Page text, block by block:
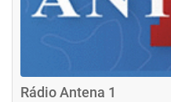
Rádio Antena 1